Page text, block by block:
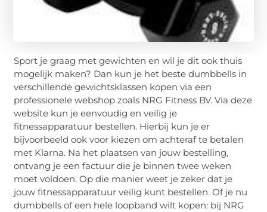
Sport je graag met gewichten en wil je dit ook thuis
mogelijk maken? Dan kun je het beste dumbbells in
verschillende gewichtsklassen kopen via een
professionele webshop zoals NRG Fitness BV. Via deze
website kun je eenvoudig en veilig je
fitnessapparatuur bestellen. Hierbij kun je er
bijvoorbeeld ook voor kiezen om achteraf te betalen
met Klarna. Na het plaatsen van jouw bestelling,
ontvang je een factuur die je binnen twee weken
moet voldoen. Op die manier weet je zeker dat je
jouw fitnessapparatuur veilig kunt bestellen. Of je nu
dumbbells of een hele loopband wilt kopen: bij NRG